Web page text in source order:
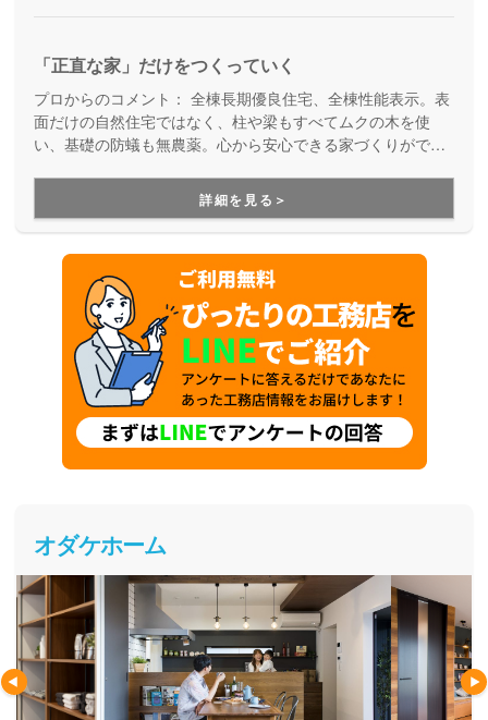
「正直な家」だけをつくっていく
プロからのコメント： 全棟長期優良住宅、全棟性能表示。表
面だけの自然住宅ではなく、柱や梁もすべてムクの木を使
い、基礎の防蟻も無農薬。心から安心できる家づくりができ
詳細を見る＞
オダケホーム